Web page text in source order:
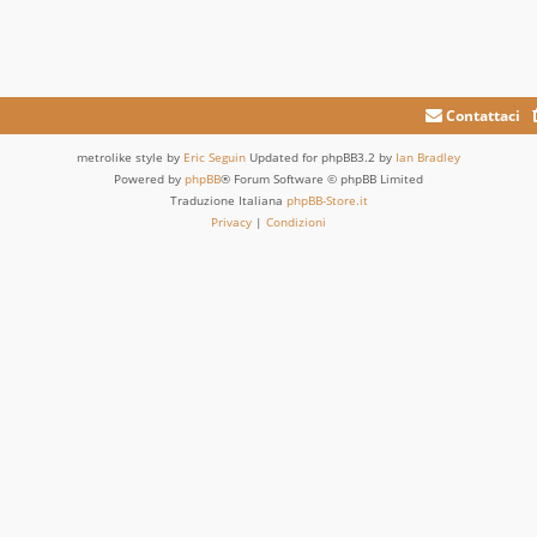
Contattaci
metrolike style by Eric Seguin Updated for phpBB3.2 by Ian Bradley
Powered by phpBB® Forum Software © phpBB Limited
Traduzione Italiana phpBB-Store.it
Privacy | Condizioni